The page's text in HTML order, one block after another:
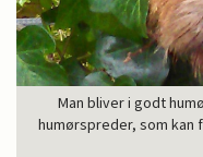
Man bliver i godt
humørspreder, som kan